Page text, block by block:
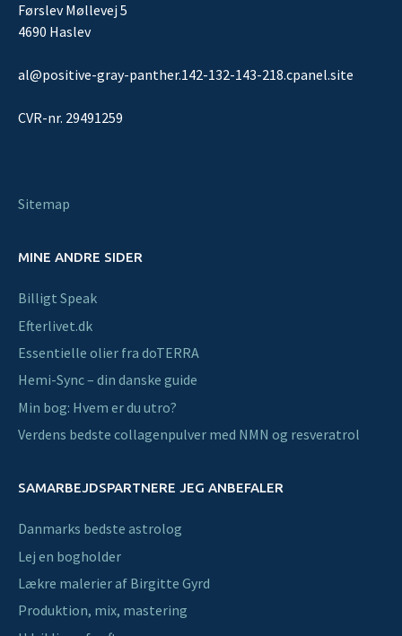
Førslev Møllevej 5
4690 Haslev
al@positive-gray-panther.142-132-143-218.cpanel.site
CVR-nr. 29491259
Sitemap
MINE ANDRE SIDER
Billigt Speak
Efterlivet.dk
Essentielle olier fra doTERRA
Hemi-Sync – din danske guide
Min bog: Hvem er du utro?
Verdens bedste collagenpulver med NMN og resveratrol
SAMARBEJDSPARTNERE JEG ANBEFALER
Danmarks bedste astrolog
Lej en bogholder
Lækre malerier af Birgitte Gyrd
Produktion, mix, mastering